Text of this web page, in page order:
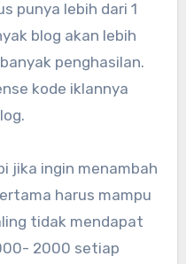
punya lebih dari 1
blog akan lebih
penghasilan.
kode iklannya
jika ingin menambah
harus mampu
tidak mendapat
2000 setiap